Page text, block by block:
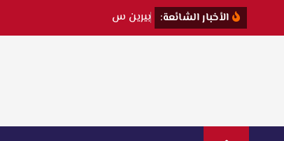
ل
و
الأخبار الشائعة: بيرين سا